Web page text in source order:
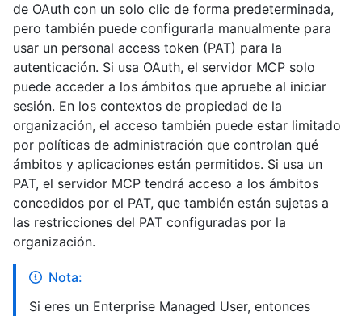
de OAuth con un solo clic de forma predeterminada,
pero también puede configurarla manualmente para
usar un personal access token (PAT) para la
autenticación. Si usa OAuth, el servidor MCP solo
puede acceder a los ámbitos que apruebe al iniciar
sesión. En los contextos de propiedad de la
organización, el acceso también puede estar limitado
por políticas de administración que controlan qué
ámbitos y aplicaciones están permitidos. Si usa un
PAT, el servidor MCP tendrá acceso a los ámbitos
concedidos por el PAT, que también están sujetas a
las restricciones del PAT configuradas por la
organización.
Nota:
Si eres un Enterprise Managed User, entonces